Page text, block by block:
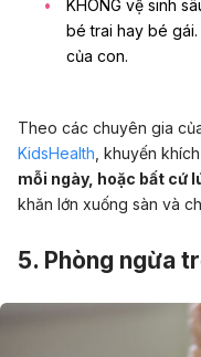
KHÔNG vệ sinh
bé trai hay bé
của con.
Theo các chuyên gia
KidsHealth , khuyến
mỗi ngày, hoặc bất cứ
khăn lớn xuống sàn và
5. Phòng ngừa